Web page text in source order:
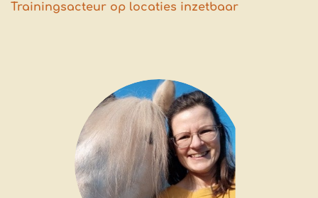
Trainingsacteur op locaties inzetbaar